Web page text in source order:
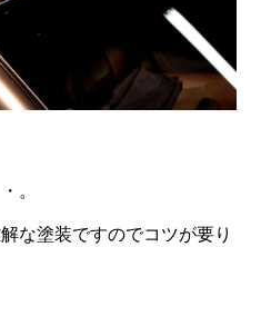
。
な塗装ですのでコツが要り